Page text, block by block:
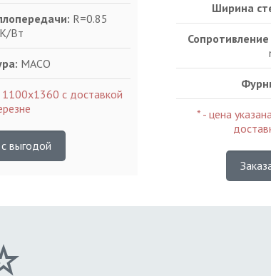
R=0.85
Bт
MACO
1100х1360 с доставкой
выгодой
Ширина
* - цена